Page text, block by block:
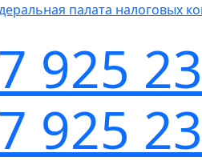
925
925